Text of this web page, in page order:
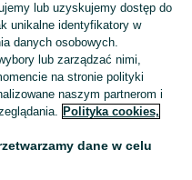
Skorzystaj z największego serwisu ogłoszeniowego - Tłokinia Wielka i okolice! Kupuj to, czego pragniesz i sprzedawaj to, czego już nie potrzebujesz! Zobacz
lub uzyskujemy dostęp do
unikalne identyfikatory w
danych osobowych.
lub zarządzać nimi,
na stronie polityki
naszym partnerom i
Polityka cookies,
dane w celu